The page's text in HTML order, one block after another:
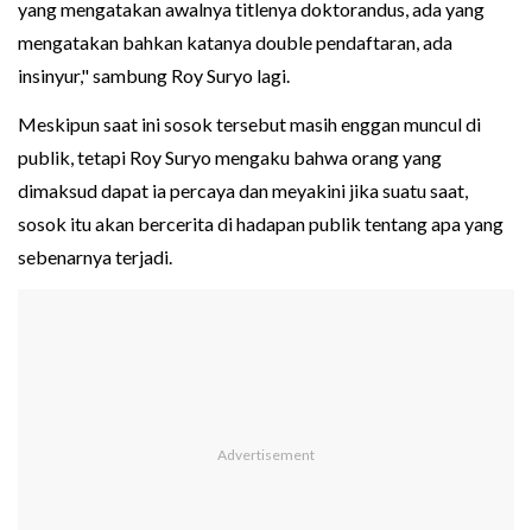
yang mengatakan awalnya titlenya doktorandus, ada yang
mengatakan bahkan katanya double pendaftaran, ada
insinyur," sambung Roy Suryo lagi.
Meskipun saat ini sosok tersebut masih enggan muncul di
publik, tetapi Roy Suryo mengaku bahwa orang yang
dimaksud dapat ia percaya dan meyakini jika suatu saat,
sosok itu akan bercerita di hadapan publik tentang apa yang
sebenarnya terjadi.